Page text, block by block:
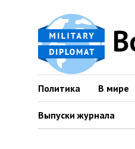
Политика В мире
Выпуски журнала